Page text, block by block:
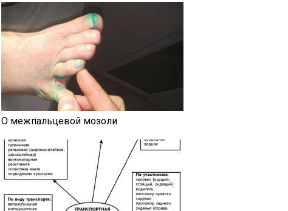
О межпальцевой мозоли